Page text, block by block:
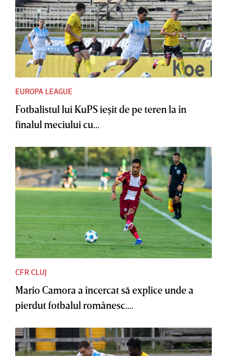
EUROPA LEAGUE
Fotbalistul lui KuPS ieşit de pe teren la în
finalul meciului cu...
CFR CLUJ
Mario Camora a încercat să explice unde a
pierdut fotbalul românesc....